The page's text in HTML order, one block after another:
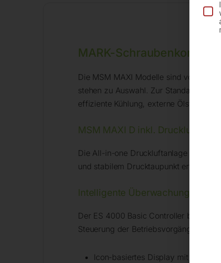
MARK-
Die MSM MAXI Modelle sind
stehen zu Auswahl. Zur
effiziente Kühlung, externe
MSM MAXI D inkl.
Die All-in-one Druckluftanlage „D“
und stabilem Drucktaupunkt erfordern.
Intelligente Überwachung,
Der ES 4000 Basic Controller bietet
Steuerung der Betriebsvorgänge.
Icon-basiertes Display mit Druck-